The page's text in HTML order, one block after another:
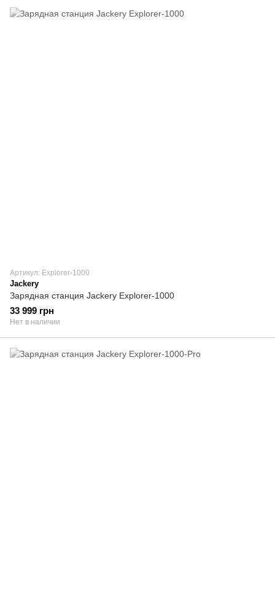
Артикул: Explorer-1000
Jackery
Зарядная станция Jackery Explorer-1000
33 999 грн
Нет в наличии